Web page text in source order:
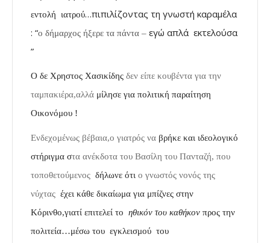
εντολή ιατρού…πιπιλίζοντας τη γνωστή καραμέλα
: “ο δήμαρχος ήξερε τα πάντα – εγώ απλά εκτελούσα
”
Ο δε Χρηστος Χασικίδης δεν είπε κουβέντα για την
ταμπακιέρα,αλλά μίλησε για πολιτική παραίτηση
Οικονόμου !
Ενδεχομένως βέβαια,ο γιατρός να βρήκε και ιδεολογικό
στήριγμα στα ανέκδοτα του Βασίλη του Πανταζή, που
τοποθετούμενος δήλωνε ότι ο γνωστός νονός της
νύχτας έχει κάθε δικαίωμα για μπίζνες στην
Κόρινθο,γιατί επιτελεί το ηθικόν του καθήκον προς την
πολιτεία…μέσω του εγκλεισμού του